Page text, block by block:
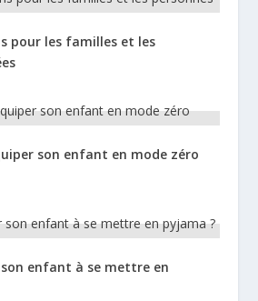
pour les familles et les
son enfant en mode zéro
enfant à se mettre en